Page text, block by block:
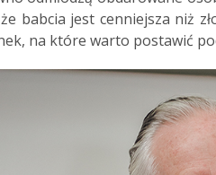
babcia jest cenniejsza niż
na które warto postawić